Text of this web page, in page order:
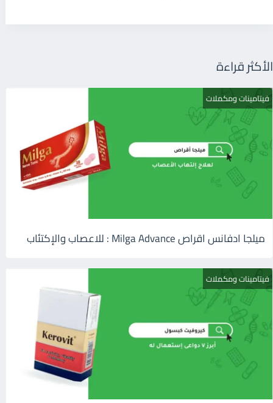
الأكثر قراءة
فيتامينات ومكملات
ميلجا ادفانس اقراص Milga Advance : للاعصاب والإكتئاب
فيتامينات ومكملات